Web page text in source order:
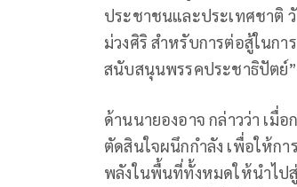
ประชาชนและประเทศชาติ
ม่วงศิริ สำหรับการต่อสู้ในกา
สนับสนุนพรรคประชาธิปัตย์”
ด้านนายองอาจ กล่าวว่า เมื่
ตัดสินใจผนึกกำลัง เพื่อให้ก
พลังในพื้นที่ทั้งหมดให้นำไป